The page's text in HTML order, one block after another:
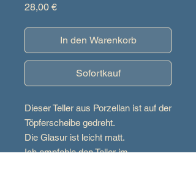
28,00 €Preis
In den Warenkorb
Sofortkauf
Dieser Teller aus Porzellan ist auf der
Töpferscheibe gedreht.
Die Glasur ist leicht matt.
Ich empfehle den Teller im